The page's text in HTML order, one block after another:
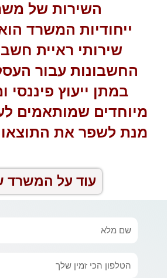
השירות של
ייחודיות המשרד
שירותי ראיית
החשבונות עבור
במתן ייעוץ פיננסי
מיוחדים שמותאמים
מנת לשפר את
עוד על המשרד
שם
טלפון